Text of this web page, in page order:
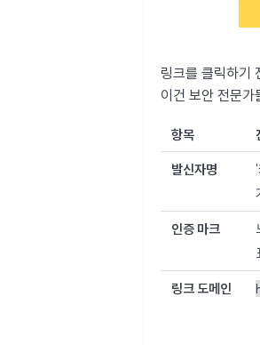
링크를 클릭하기
이건 보안 전문가
항목
발신자명
'
인증 마크
링크 도메인